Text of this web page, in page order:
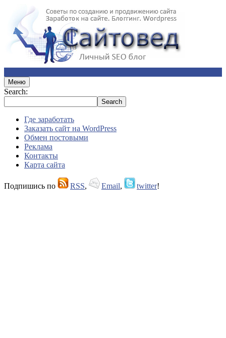
Меню
Search:
Где заработать
Заказать сайт на WordPress
Обмен постовыми
Реклама
Контакты
Карта сайта
Подпишись по RSS, Email, twitter!